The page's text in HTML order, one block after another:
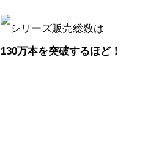
シリーズ販売総数は
130万本を突破するほど！